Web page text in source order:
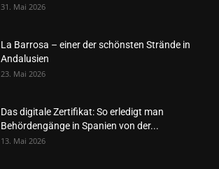
31. Mai 2026
La Barrosa – einer der schönsten Strände in
Andalusien
23. Mai 2026
Das digitale Zertifikat: So erledigt man
Behördengänge in Spanien von der...
13. Mai 2026